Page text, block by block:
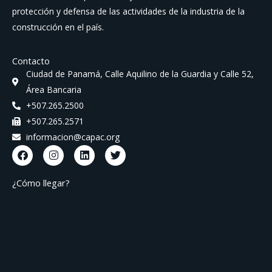
DE
30
ABRIL
DE
1941.
(REGULA
EL
EJERCICIO
DE
LOS
LAS
PROFESIONES
INGENIERÍA
Y
ARQUITECTURA.
protección y defensa de las actividades de la industria de la
construcción en el país.
Contacto
Ciudad de Panamá, Calle Aquilino de la Guardia y Calle 52,
Área Bancaria
+507.265.2500
+507.265.2571
informacion@capac.org
F
a
c
e
b
I
n
s
t
a
L
i
n
T
w
i
¿Cómo llegar?